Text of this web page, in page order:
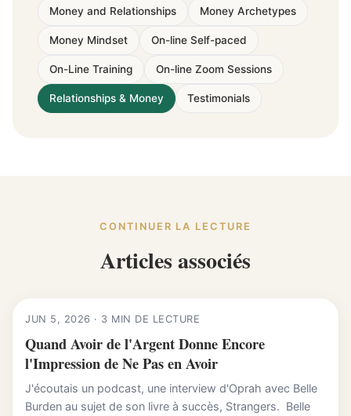
Money and Relationships Money Archetypes
Money Mindset On-line Self-paced
On-Line Training On-line Zoom Sessions
Relationships & Money Testimonials
CONTINUER LA LECTURE
Articles associés
JUN 5, 2026 · 3 MIN DE LECTURE
Quand Avoir de l'Argent Donne Encore
l'Impression de Ne Pas en Avoir
J'écoutais un podcast, une interview d'Oprah avec Belle
Burden au sujet de son livre à succès, Strangers. Belle